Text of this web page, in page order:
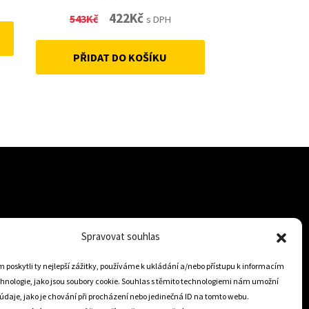
Spravovat souhlas
poskytli ty nejlepší zážitky, používáme k ukládání a/nebo přístupu k informacím
jako jsou soubory cookie. Souhlas s těmito technologiemi nám umožní
jako je chování při procházení nebo jedinečná ID na tomto webu.
543Kč
Original
price
was:
422KčCurrent
price
is:
s DPH
PŘIDAT DO KOŠÍKU
+421 905 806 234
info@dojezdovakola.com
Slovenský Eshop